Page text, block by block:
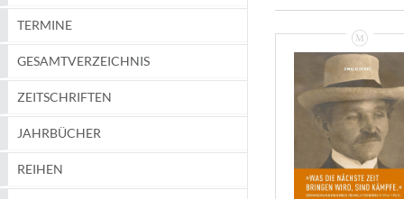
TERMINE
GESAMTVERZEICHNIS
ZEITSCHRIFTEN
JAHRBÜCHER
REIHEN